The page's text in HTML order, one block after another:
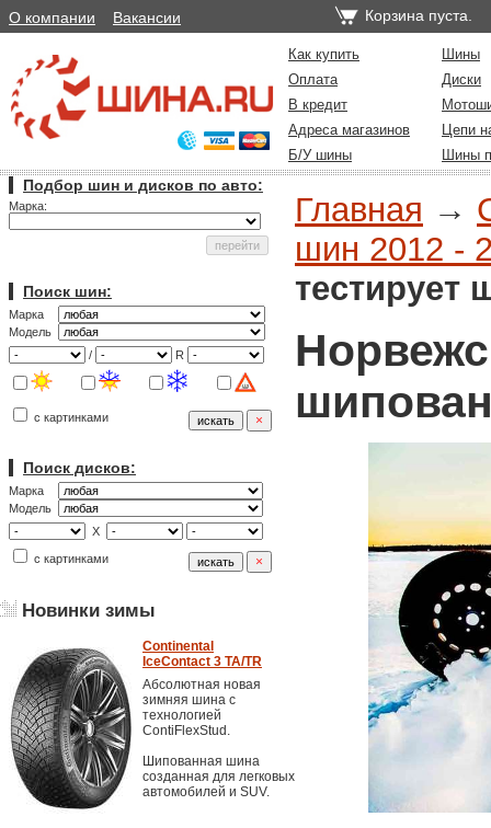
О компании Вакансии Корзина пуста.
Как купить
Шины
Оплата
Диски
В кредит
Адреса магазинов
Цепи
Б/У шины
Шины
Подбор шин и дисков по авто:
Марка:
Поиск шин:
Марка
Модель
/
R
с картинками
Поиск дисков:
Марка
Модель
X
с картинками
Новинки зимы
Continental
IceContact 3 TA/TR
Абсолютная новая
зимняя шина с
технологией
ContiFlexStud.
Шипованная шина
созданная для легковых
автомобилей и SUV.
Главная →
шин 2012 -